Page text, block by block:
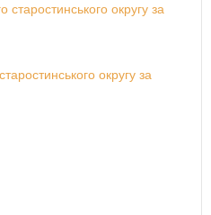
старостинського округу за
округу за